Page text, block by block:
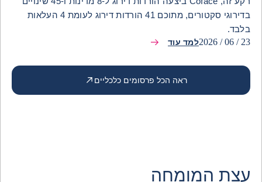
ראה הכל פרסומים כלכליים
בדירוגי סקטורים, מתוכם 41 הורדות דירוג לעומת 4 העלאות
בלבד.
23 / 06 / 2026
למד עוד
עצת המומחה